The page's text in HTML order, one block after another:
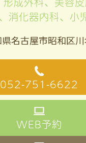
消化器内科、小
名古屋市昭和区
052-751-6622
WEB予約